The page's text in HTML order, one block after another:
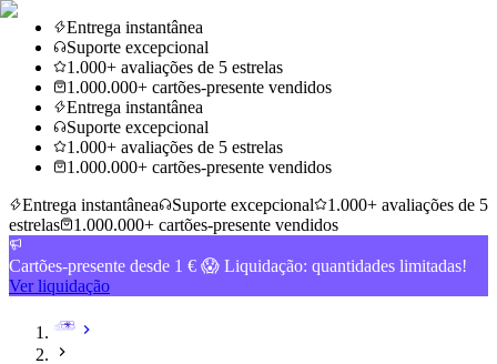
Entrega instantânea
Suporte excepcional
1.000+ avaliações de 5 estrelas
1.000.000+ cartões-presente vendidos
Entrega instantânea
Suporte excepcional
1.000+ avaliações de 5 estrelas
1.000.000+ cartões-presente vendidos
Entrega instantânea
Suporte excepcional
1.000+ avaliações de 5
estrelas
1.000.000+ cartões-presente vendidos
Cartões-presente desde 1 € 😱 Liquidação: quantidades limitadas!
Ver liquidação